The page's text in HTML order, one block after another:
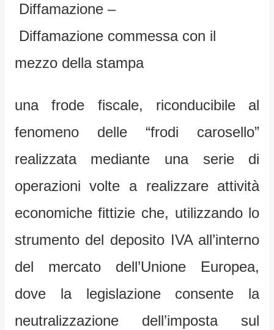
Diffamazione –
Diffamazione commessa con il
mezzo della stampa
una frode fiscale, riconducibile al
fenomeno delle “frodi carosello”
realizzata mediante una serie di
operazioni volte a realizzare attività
economiche fittizie che, utilizzando lo
strumento del deposito IVA all’interno
del mercato dell’Unione Europea,
dove la legislazione consente la
neutralizzazione dell’imposta sul